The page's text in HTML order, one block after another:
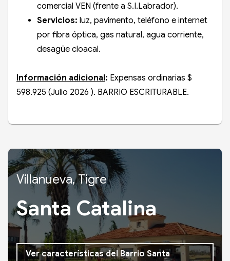
comercial VEN (frente a S.I.Labrador).
Servicios: luz, pavimento, teléfono e internet
por fibra óptica, gas natural, agua corriente,
desagüe cloacal.
Información adicional: Expensas ordinarias $
598.925 (Julio 2026 ). BARRIO ESCRITURABLE.
Villanueva, Tigre
Santa Catalina
Ver características del Barrio Santa